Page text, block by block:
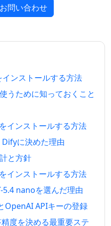
問い合わせ
ンストールする方法
うために知っておくこと
インストールする方法
に決めた理由
と方針
インストールする方法
nanoを選んだ理由
OpenAI APIキーの登録
度を決める最重要ステ